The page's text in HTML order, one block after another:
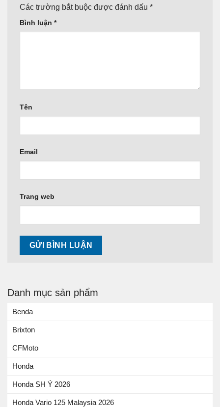
Danh mục sản phẩm
Benda
Brixton
CFMoto
Honda
Honda SH Ý 2026
Honda Vario 125 Malaysia 2026
Các trường bắt buộc được đánh dấu *
Bình luận *
Tên
Email
Trang web